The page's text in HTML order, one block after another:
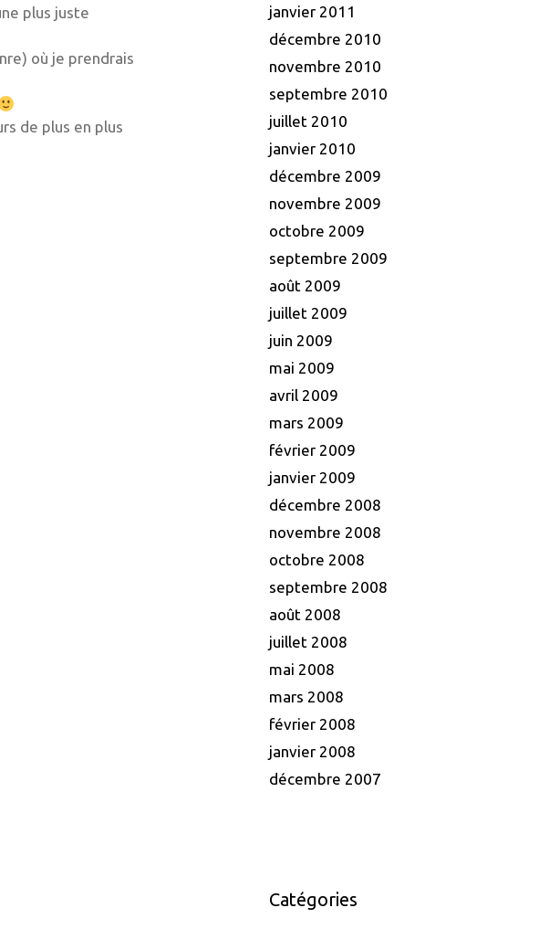
plus juste
où je prendrais
de plus en plus
janvier 2011
décembre 2010
novembre 2010
septembre 2010
juillet 2010
janvier 2010
décembre 2009
novembre 2009
octobre 2009
septembre 2009
août 2009
juillet 2009
juin 2009
mai 2009
avril 2009
mars 2009
février 2009
janvier 2009
décembre 2008
novembre 2008
octobre 2008
septembre 2008
août 2008
juillet 2008
mai 2008
mars 2008
février 2008
janvier 2008
décembre 2007
Catégories